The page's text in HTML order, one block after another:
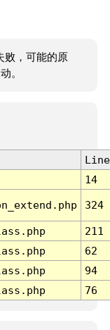
败，可能的原
。
Line
14
324
211
62
94
76